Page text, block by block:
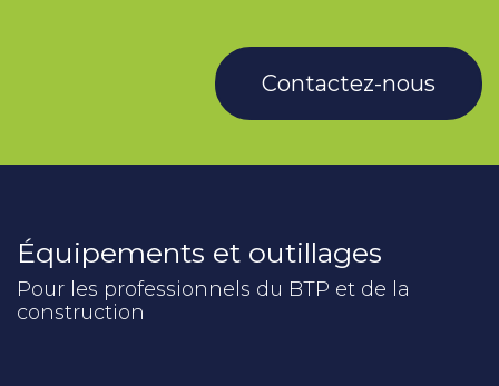
Contactez-nous
Équipements et outillages
Pour les professionnels du BTP et de la
construction